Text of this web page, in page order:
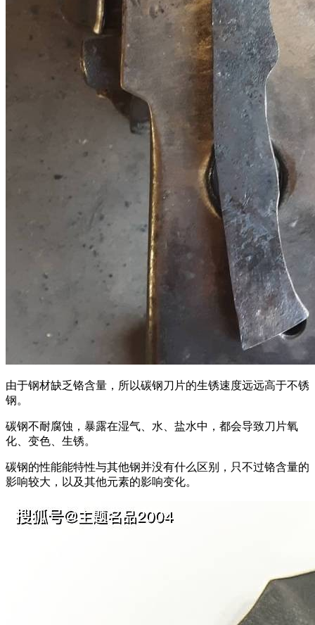
由于钢材缺乏铬含量，所以碳钢刀片的生锈速度远远高于不锈
钢。
碳钢不耐腐蚀，暴露在湿气、水、盐水中，都会导致刀片氧
化、变色、生锈。
碳钢的性能能特性与其他钢并没有什么区别，只不过铬含量的
影响较大，以及其他元素的影响变化。